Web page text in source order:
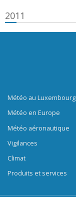
2011
Météo au Luxembourg
Météo en Europe
Météo aéronautique
Vigilances
Climat
Produits et services